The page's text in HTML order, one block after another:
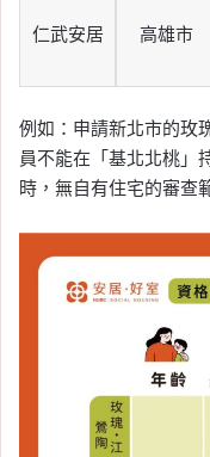
仁武安居 高雄市
例如：申請新北市的玫
員不能在「基北北桃」
時，無自有住宅的審查